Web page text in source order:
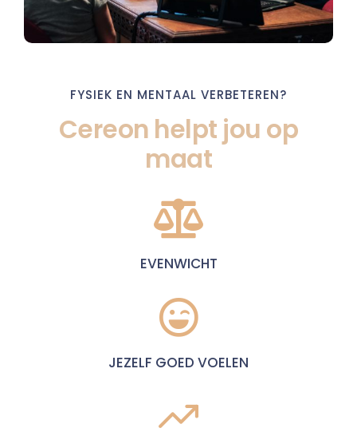
FYSIEK EN MENTAAL VERBETEREN?
Cereon helpt jou op
maat
EVENWICHT
JEZELF GOED VOELEN